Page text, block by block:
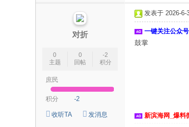
对折
0
主题
0
回帖
-2
积分
庶民
积分 -2
收听TA 发消息
发表于 2026-6-
一键关注公众
鼓掌
新滨海网_爆料